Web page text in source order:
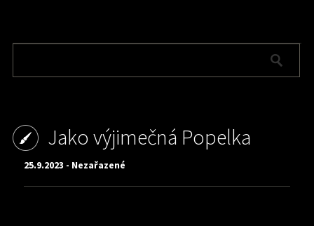
Jako výjimečná Popelka
25.9.2023 - Nezařazené